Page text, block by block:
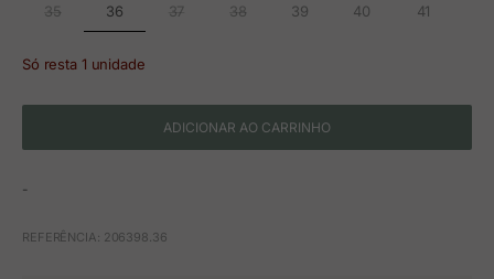
35
36 37 38 39 40 41
Só resta 1 unidade
ADICIONAR AO CARRINHO
-
REFERÊNCIA: 206398.36